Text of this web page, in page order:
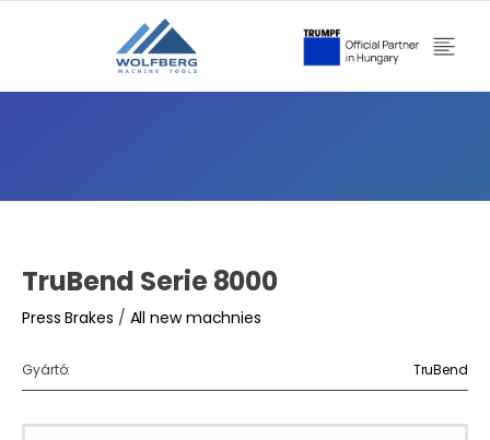
TruBend Serie 8000
Press Brakes / All new machnies
Gyártó: TruBend